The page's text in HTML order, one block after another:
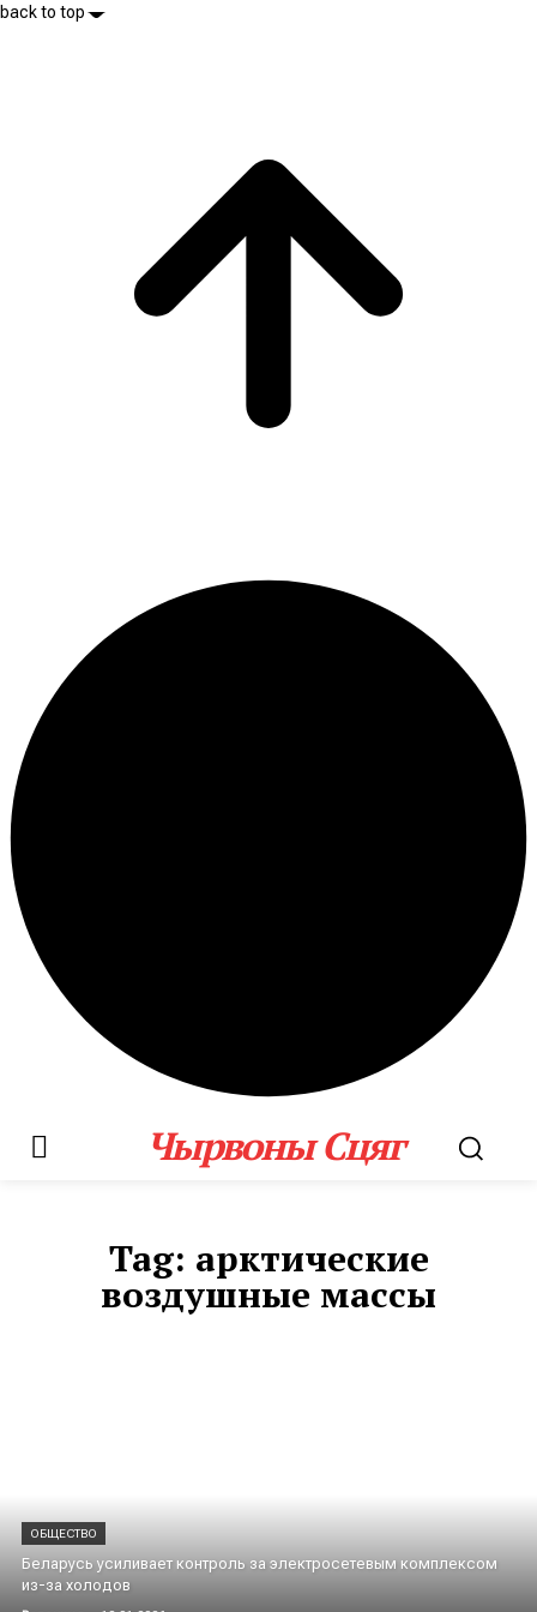
back to top
Чырвоны Сцяг
Tag: арктические
воздушные массы
ОБЩЕСТВО
Беларусь усиливает контроль за электросетевым комплексом
из-за холодов